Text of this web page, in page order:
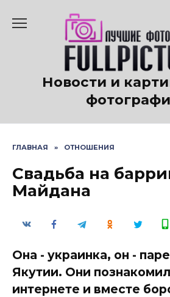
содержанию
Новости и
ГЛАВНАЯ » ОТНОШЕНИЯ
Свадьба на
Майдана
Она - украинка, он -
Якутии. Они
интернете и вместе